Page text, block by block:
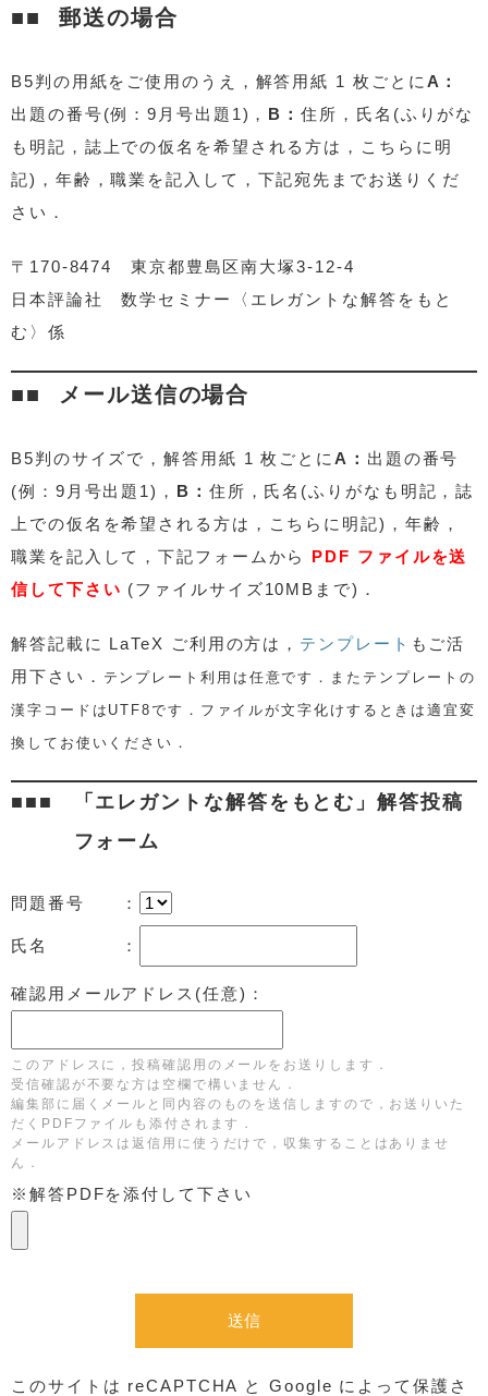
郵送の場合
B5判の用紙をご使用のうえ，解答用紙 1 枚ごとに A：
出題の番号(例：9月号出題1)， B：住所，氏名(ふりがな
も明記，誌上での仮名を希望される方は，こちらに明
記)，年齢，職業を記入して，下記宛先までお送りくだ
さい．
〒170-8474 東京都豊島区南大塚3-12-4
日本評論社 数学セミナー〈エレガントな解答をもと
む〉係
メール送信の場合
B5判のサイズで，解答用紙 1 枚ごとに A： 出題の番号
(例：9月号出題1)， B： 住所，氏名(ふりがなも明記，誌
上での仮名を希望される方は，こちらに明記)，年齢，
職業を記入して，下記フォームから PDF ファイルを送
信して下さい (ファイルサイズ10MBまで)．
解答記載に LaTeX ご利用の方は， テンプレート もご活
用下さい． テンプレート利用は任意です．またテンプレートの
漢字コードはUTF8です．ファイルが文字化けするときは適宜変
換してお使いください．
「エレガントな解答をもとむ」解答投稿
フォーム
問題番号 ：
氏名 ：
確認用メールアドレス(任意)：
このアドレスに，投稿確認用のメールをお送りします．
受信確認が不要な方は空欄で構いません．
編集部に届くメールと同内容のものを送信しますので，お送りいた
だくPDFファイルも添付されます．
メールアドレスは返信用に使うだけで，収集することはありませ
ん．
※解答PDFを添付して下さい
このサイトは reCAPTCHA と Google によって保護さ